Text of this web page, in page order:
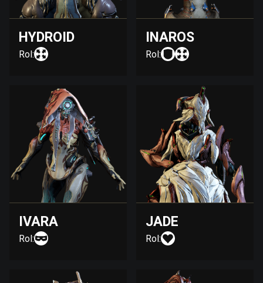
HYDROID
Rol:
INAROS
Rol:
IVARA
Rol:
JADE
Rol: